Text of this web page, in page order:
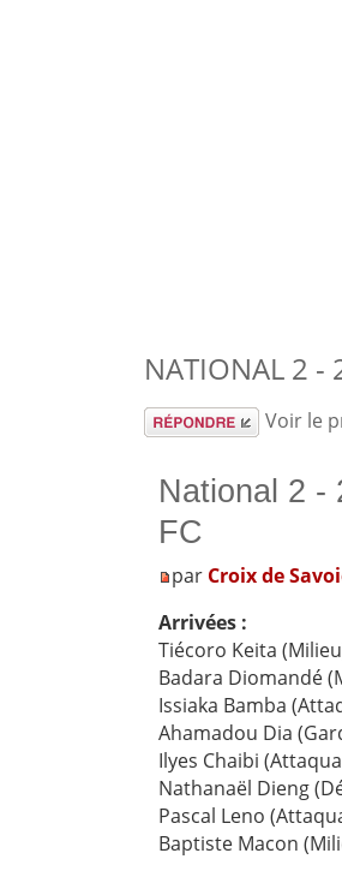
NATIONAL 2 -
Répondre Voir le
National 2 -
FC
par Croix de
Arrivées :
Tiécoro Keita
Badara Diomandé
Issiaka Bamba
Ahamadou Dia
Ilyes Chaibi
Nathanaël Dieng
Pascal Leno
Baptiste Macon